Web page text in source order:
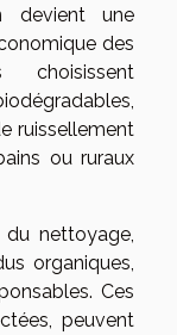
devient une
des
choisissent
ruissellement
ou ruraux
nettoyage,
organiques,
Ces
peuvent